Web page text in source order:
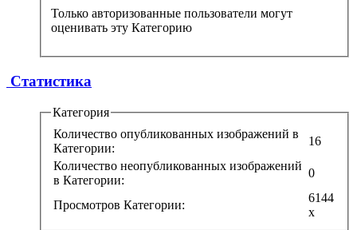
Только авторизованные пользователи могут
оценивать эту Категорию
Статистика
Категория
Количество опубликованных изображений в
Категории:
16
Количество неопубликованных изображений
в Категории:
0
Просмотров Категории:
6144
x